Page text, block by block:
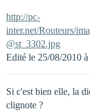
http://pc-
inter.net/Routeurs/
@st_3302.jpg
Edité le 25/08/2010
Si c'est bien elle, la
clignote ?